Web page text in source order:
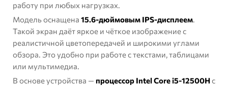
работу при любых нагрузках.
Модель оснащена 15.6-дюймовым IPS-дисплеем.
Такой экран даёт яркое и чёткое изображение с
реалистичной цветопередачей и широкими углами
обзора. Это удобно при работе с текстами, таблицами
или мультимедиа.
В основе устройства — процессор Intel Core i5-12500Hс